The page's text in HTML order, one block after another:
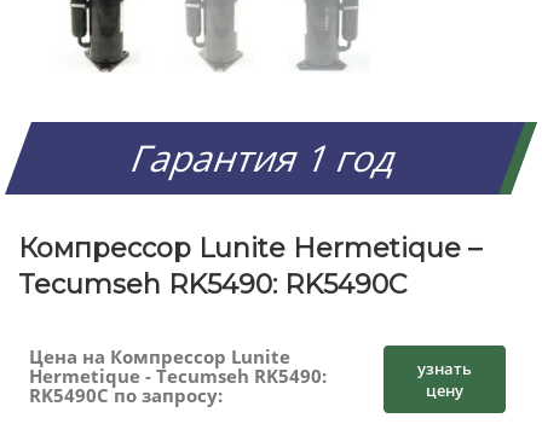
Гарантия 1 год
Компрессор Lunite Hermetique –
Tecumseh RK5490: RK5490C
Цена на Компрессор Lunite
Hermetique - Tecumseh RK5490:
RK5490C по запросу:
узнать
цену